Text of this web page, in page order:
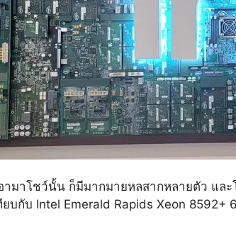
ามาโชว์นั้น ก็มีมากมายหลสากหลายตัว แ
บกับ Intel Emerald Rapids Xeon 8592+